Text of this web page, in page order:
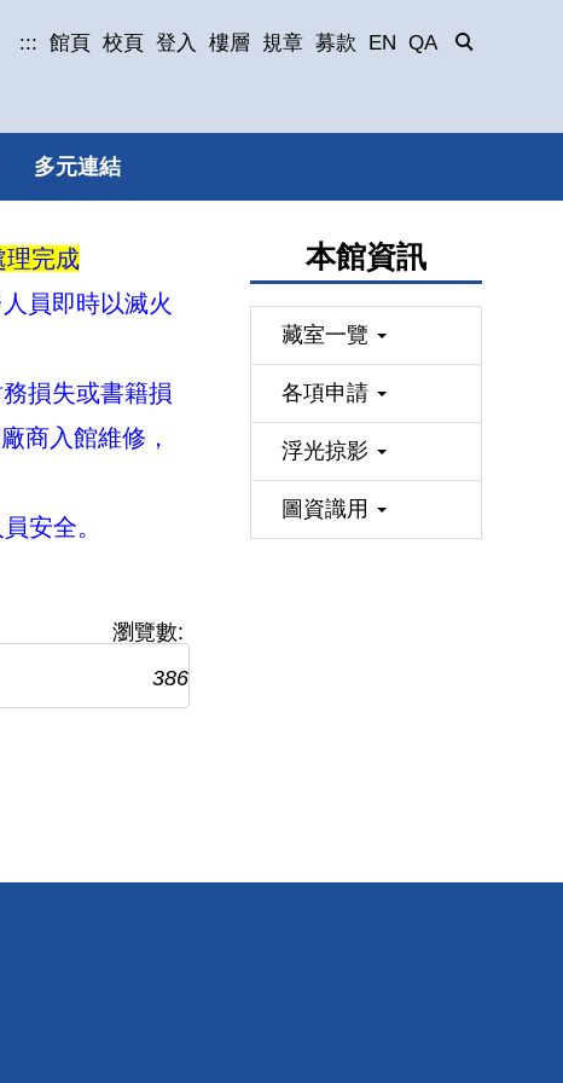
多元連結
::: 館頁 校頁 登入 樓層 規章 募款 EN QA
理完成
員即時以滅火
損失或書籍損
商入館維修，
安全。
瀏覽數:
386
本館資訊
藏室一覽
各項申請
浮光掠影
圖資識用